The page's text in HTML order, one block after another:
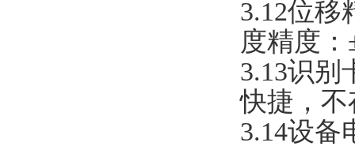
3.12位移
度精度：
3.13识别
快捷，
3.14设备